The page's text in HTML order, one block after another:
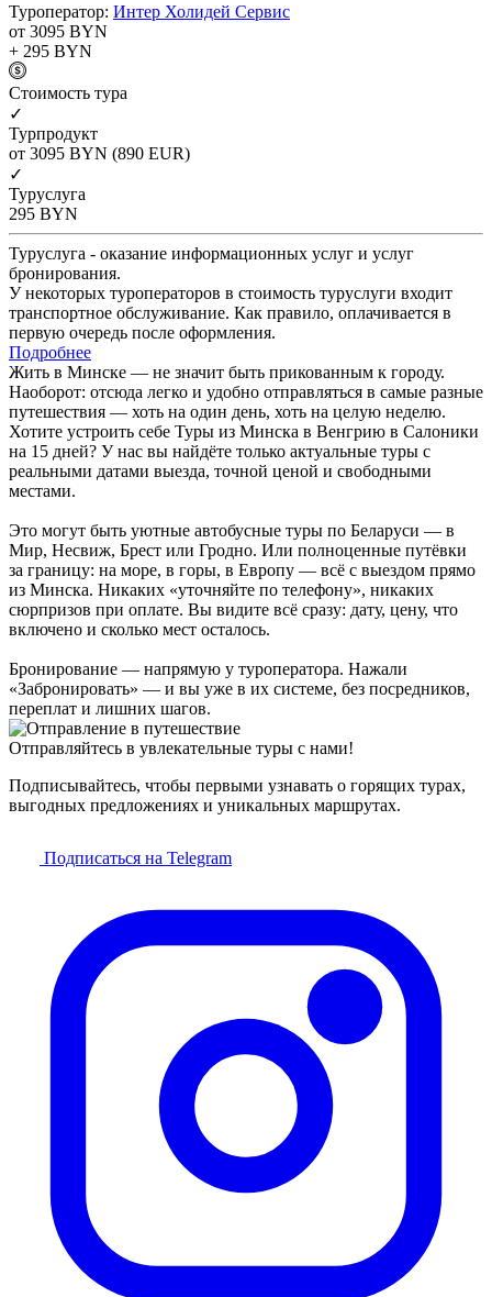
Туроператор: Интер Холидей Сервис
от 3095 BYN
+ 295 BYN
Cтоимость тура
✓
Турпродукт
от 3095 BYN (890 EUR)
✓
Туруслуга
295 BYN
Туруслуга - оказание информационных услуг и услуг
бронирования.
У некоторых туроператоров в стоимость туруслуги входит
транспортное обслуживание. Как правило, оплачивается в
первую очередь после оформления.
Подробнее
Жить в Минске — не значит быть прикованным к городу.
Наоборот: отсюда легко и удобно отправляться в самые разные
путешествия — хоть на один день, хоть на целую неделю.
Хотите устроить себе Туры из Минска в Венгрию в Салоники
на 15 дней? У нас вы найдёте только актуальные туры с
реальными датами выезда, точной ценой и свободными
местами.
Это могут быть уютные автобусные туры по Беларуси — в
Мир, Несвиж, Брест или Гродно. Или полноценные путёвки
за границу: на море, в горы, в Европу — всё с выездом прямо
из Минска. Никаких «уточняйте по телефону», никаких
сюрпризов при оплате. Вы видите всё сразу: дату, цену, что
включено и сколько мест осталось.
Бронирование — напрямую у туроператора. Нажали
«Забронировать» — и вы уже в их системе, без посредников,
переплат и лишних шагов.
Отправляйтесь в увлекательные туры с нами!
Подписывайтесь, чтобы первыми узнавать о горящих турах,
выгодных предложениях и уникальных маршрутах.
Подписаться на Telegram